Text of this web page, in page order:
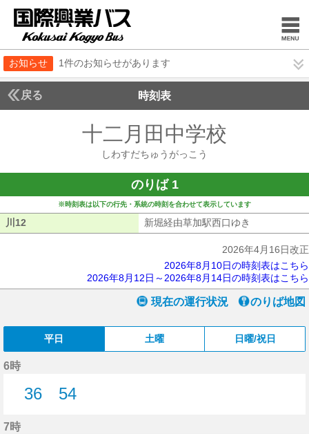
お知らせ 1件のお知らせがあります
戻る 時刻表
十二月田中学校
しわすだちゅうがっこう
のりば 1
※時刻表は以下の行先・系統の時刻を合わせて表示しています
川12 新堀経由草加駅西口ゆき
2026年4月16日改正
2026年8月10日の時刻表はこちら
2026年8月12日～2026年8月14日の時刻表はこちら
現在の運行状況 のりば地図
平日 土曜 日曜/祝日
6時
36
54
7時